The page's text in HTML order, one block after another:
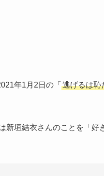
年1月2日の「 逃げるは恥
新垣結衣さんのことを「好